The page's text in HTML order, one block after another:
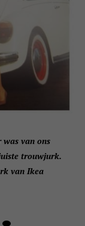
van ons
trouwjurk.
van Ikea